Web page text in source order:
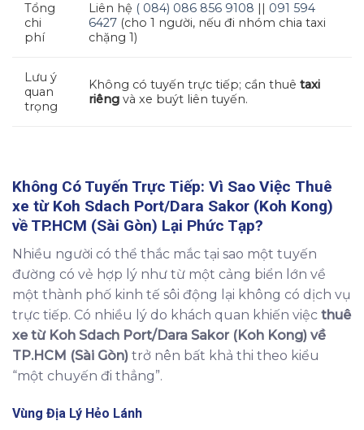
Tổng
chi
phí
Liên hệ ( 084) 086 856 9108
091 594
6427 (cho 1 người, nếu đi nhóm chia taxi
chặng 1)
Lưu ý
quan
trọng
Không có tuyến trực tiếp; cần thuê taxi
riêng và xe buýt liên tuyến.
Không Có Tuyến Trực Tiếp: Vì Sao Việc Thuê
xe từ Koh Sdach Port/Dara Sakor (Koh Kong)
về TP.HCM (Sài Gòn) Lại Phức Tạp?
Nhiều người có thể thắc mắc tại sao một tuyến
đường có vẻ hợp lý như từ một cảng biển lớn về
một thành phố kinh tế sôi động lại không có dịch vụ
trực tiếp. Có nhiều lý do khách quan khiến việc thuê
xe từ Koh Sdach Port/Dara Sakor (Koh Kong) về
TP.HCM (Sài Gòn) trở nên bất khả thi theo kiểu
“một chuyến đi thẳng”.
Vùng Địa Lý Hẻo Lánh